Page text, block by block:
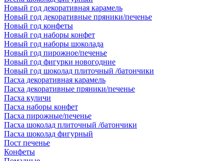
Новый год декоративная карамель
Новый год декоративные пряники/печенье
Новый год конфеты
Новый год наборы конфет
Новый год наборы шоколада
Новый год пирожное/печенье
Новый год фигурки новогодние
Новый год шоколад плиточный /батончики
Пасха декоративная карамель
Пасха декоративные пряники/печенье
Пасха куличи
Пасха наборы конфет
Пасха пирожные/печенье
Пасха шоколад плиточный /батончики
Пасха шоколад фигурный
Пост печенье
Конфеты